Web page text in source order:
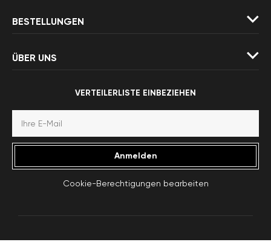
BESTELLUNGEN
ÜBER UNS
VERTEILERLISTE EINBEZIEHEN
Anmelden
Cookie-Berechtigungen bearbeiten